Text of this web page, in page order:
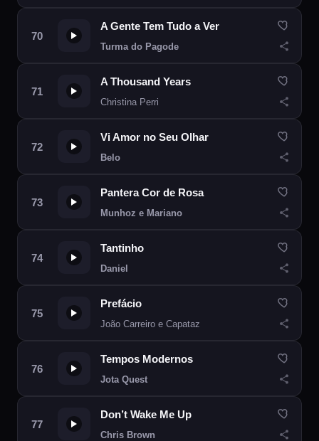
A Gente Tem Tudo a Ver
Turma do Pagode
A Thousand Years
Christina Perri
Vi Amor no Seu Olhar
Belo
Pantera Cor de Rosa
Munhoz e Mariano
Tantinho
Daniel
Prefácio
João Carreiro e Capataz
Tempos Modernos
Jota Quest
Don’t Wake Me Up
Chris Brown